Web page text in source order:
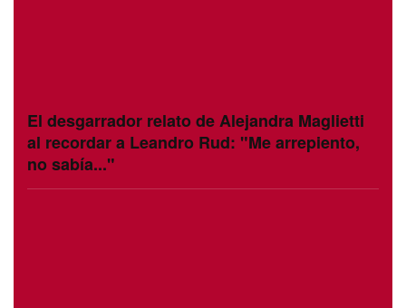
El desgarrador relato de Alejandra Maglietti
al recordar a Leandro Rud: "Me arrepiento,
no sabía..."